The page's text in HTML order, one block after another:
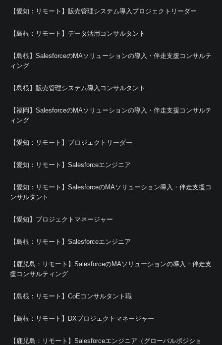
【愛知：リモート】販売管理システム導入プロジェクトリーダー
【島根：リモート】データ活用コンサルタント
【島根】SalesforceのMAソリューションの導入・伴走支援コンサルテ
ィング
【島根】販売管理システム導入コンサルタント
【福岡】SalesforceのMAソリューションの導入・伴走支援コンサルテ
ィング
【愛知：リモート】プロジェクトリーダー
【愛知：リモート】Salesforceエンジニア
【愛知：リモート】SalesforceのMAソリューション導入・伴走支援コ
ンサルタント
【愛知】プロジェクトマネージャー
【島根：リモート】Salesforceエンジニア
【鹿児島：リモート】SalesforceのMAソリューションの導入・伴走支
援コンサルティング
【島根：リモート】CoEコンサルタント職
【島根：リモート】DXプロジェクトマネージャー
【鹿児島：リモート】Salesforceエンジニア（グローバルポジショ